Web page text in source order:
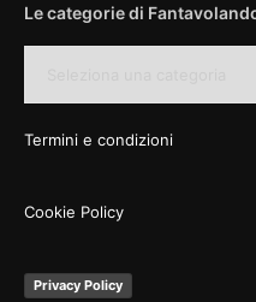
Le categorie di
di
Termini e condizioni
Cookie Policy
Privacy Policy